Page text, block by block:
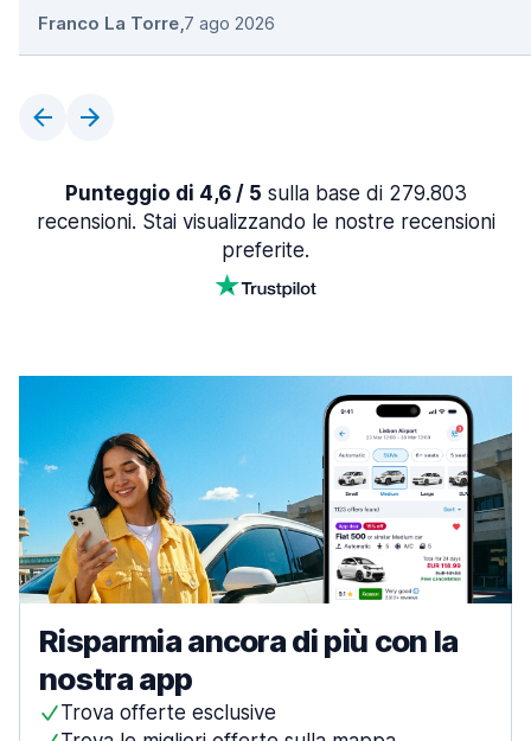
Franco La Torre,7 ago 2026
Punteggio di 4,6 / 5 sulla base di 279.803
recensioni. Stai visualizzando le nostre recensioni
preferite.
Risparmia ancora di più con la
nostra app
Trova offerte esclusive